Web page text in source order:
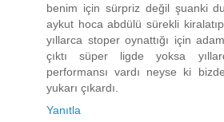
benim için sürpriz değil şuanki
aykut hoca abdülü sürekli
yıllarca stoper oynattığı için
çıktı süper ligde yoksa
performansı vardı neyse ki
yukarı çıkardı.
Yanıtla